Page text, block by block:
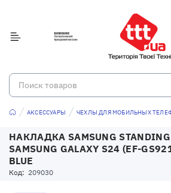
АКСЕССУАРЫ ЧЕХЛЫ ДЛЯ МОБИЛЬНЫХ
НАКЛАДКА SAMSUNG
SAMSUNG GALAXY S24 (EF-
BLUE
Код: 209030